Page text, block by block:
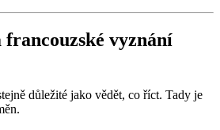
francouzské vyznání
důležité jako vědět, co říct. Tady je